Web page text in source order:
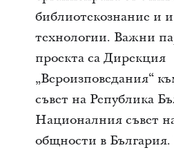
библиотекознание и
технологии. Важни
проекта са Дирекция
„Вероизповедания“
съвет на Република
Националния съвет
общности в